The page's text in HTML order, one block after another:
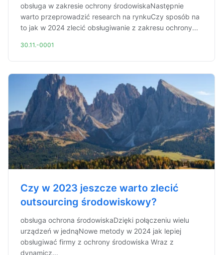
obsługa w zakresie ochrony środowiskaNastępnie
warto przeprowadzić research na rynkuCzy sposób na
to jak w 2024 zlecić obsługiwanie z zakresu ochrony...
30.11.-0001
Czy w 2023 jeszcze warto zlecić
outsourcing środowiskowy?
obsługa ochrona środowiskaDzięki połączeniu wielu
urządzeń w jednąNowe metody w 2024 jak lepiej
obsługiwać firmy z ochrony środowiska Wraz z
dynamicz...